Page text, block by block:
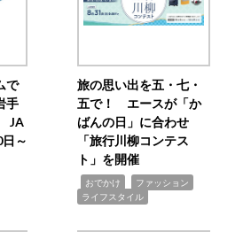
で
手
JA
～
旅の思い出を五・七・
五で！ エースが「か
ばんの日」に合わせ
「旅行川柳コンテス
ト」を開催
おでかけ ファッション
ライフスタイル